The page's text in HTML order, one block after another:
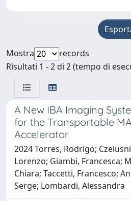
Mostra
records
Risultati 1 - 2 di 2 (tempo di
A New IBA Imaging
for the Transportable
Accelerator
2024 Torres, Rodrigo;
Lorenzo; Giambi, Francesca;
Chiara; Taccetti, Francesco;
Serge; Lombardi, Alessandra